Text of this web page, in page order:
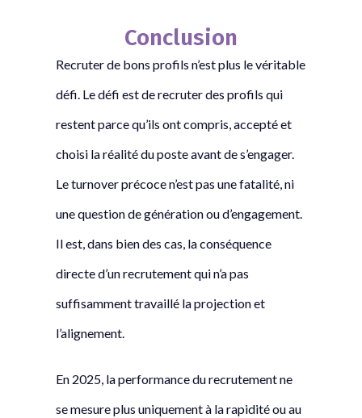
Conclusion
Recruter de bons profils n’est plus le véritable
défi. Le défi est de recruter des profils qui
restent parce qu’ils ont compris, accepté et
choisi la réalité du poste avant de s’engager.
Le turnover précoce n’est pas une fatalité, ni
une question de génération ou d’engagement.
Il est, dans bien des cas, la conséquence
directe d’un recrutement qui n’a pas
suffisamment travaillé la projection et
l’alignement.
En 2025, la performance du recrutement ne
se mesure plus uniquement à la rapidité ou au